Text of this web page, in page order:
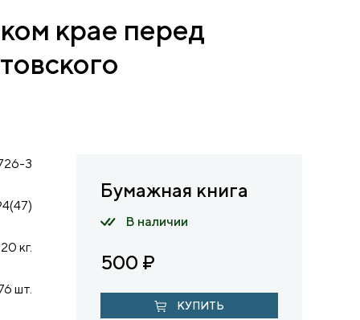
крае перед
3
кг.
шт.
Бумажная книга
В наличии
500 ₽
КУПИТЬ